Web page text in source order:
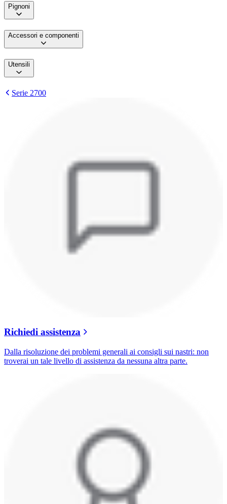
Pignoni
Accessori e componenti
Utensili
Serie 2700
Richiedi assistenza
Dalla risoluzione dei problemi generali ai consigli sui nastri: non
troverai un tale livello di assistenza da nessuna altra parte.